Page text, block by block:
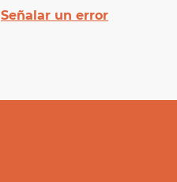
Señalar un error